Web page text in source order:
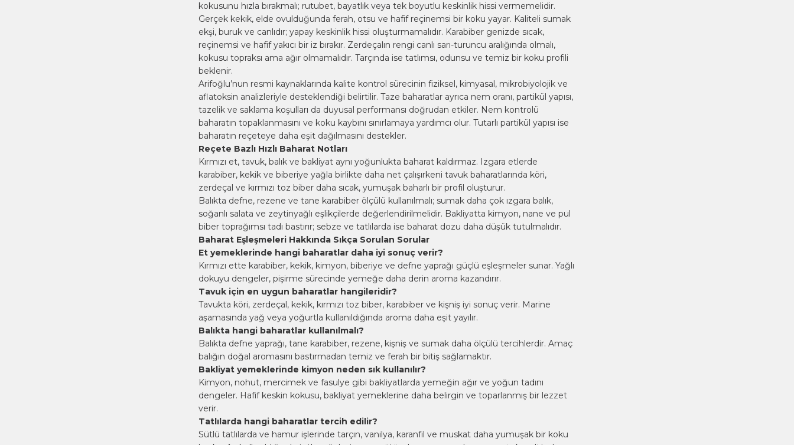
kokusunu hızla bırakmalı; rutubet, bayatlık veya tek boyutlu keskinlik hissi vermemelidir.
Gerçek kekik, elde ovulduğunda ferah, otsu ve hafif reçinemsi bir koku yayar. Kaliteli sumak
ekşi, buruk ve canlıdır; yapay keskinlik hissi oluşturmamalıdır. Karabiber genizde sıcak,
reçinemsi ve hafif yakıcı bir iz bırakır. Zerdeçalın rengi canlı sarı-turuncu aralığında olmalı,
kokusu topraksı ama ağır olmamalıdır. Tarçında ise tatlımsı, odunsu ve temiz bir koku profili
beklenir.
Arifoğlu’nun resmi kaynaklarında kalite kontrol sürecinin fiziksel, kimyasal, mikrobiyolojik ve
aflatoksin analizleriyle desteklendiği belirtilir. Taze baharatlar ayrıca nem oranı, partikül yapısı,
tazelik ve saklama koşulları da duyusal performansı doğrudan etkiler. Nem kontrolü
baharatın topaklanmasını ve koku kaybını sınırlamaya yardımcı olur. Tutarlı partikül yapısı ise
baharatın reçeteye daha eşit dağılmasını destekler.
Reçete Bazlı Hızlı Baharat Notları
Kırmızı et, tavuk, balık ve bakliyat aynı yoğunlukta baharat kaldırmaz. Izgara etlerde
karabiber, kekik ve biberiye yağla birlikte daha net çalışırkeni tavuk baharatlarında köri,
zerdeçal ve kırmızı toz biber daha sıcak, yumuşak baharlı bir profil oluşturur.
Balıkta defne, rezene ve tane karabiber ölçülü kullanılmalı; sumak daha çok ızgara balık,
soğanlı salata ve zeytinyağlı eşlikçilerde değerlendirilmelidir. Bakliyatta kimyon, nane ve pul
biber toprağımsı tadı bastırır; sebze ve tatlılarda ise baharat dozu daha düşük tutulmalıdır.
Baharat Eşleşmeleri Hakkında Sıkça Sorulan Sorular
Et yemeklerinde hangi baharatlar daha iyi sonuç verir?
Kırmızı ette karabiber, kekik, kimyon, biberiye ve defne yaprağı güçlü eşleşmeler sunar. Yağlı
dokuyu dengeler, pişirme sürecinde yemeğe daha derin aroma kazandırır.
Tavuk için en uygun baharatlar hangileridir?
Tavukta köri, zerdeçal, kekik, kırmızı toz biber, karabiber ve kişniş iyi sonuç verir. Marine
aşamasında yağ veya yoğurtla kullanıldığında aroma daha eşit yayılır.
Balıkta hangi baharatlar kullanılmalı?
Balıkta defne yaprağı, tane karabiber, rezene, kişniş ve sumak daha ölçülü tercihlerdir. Amaç
balığın doğal aromasını bastırmadan temiz ve ferah bir bitiş sağlamaktır.
Bakliyat yemeklerinde kimyon neden sık kullanılır?
Kimyon, nohut, mercimek ve fasulye gibi bakliyatlarda yemeğin ağır ve yoğun tadını
dengeler. Hafif keskin kokusu, bakliyat yemeklerine daha belirgin ve toparlanmış bir lezzet
verir.
Tatlılarda hangi baharatlar tercih edilir?
Sütlü tatlılarda ve hamur işlerinde tarçın, vanilya, karanfil ve muskat daha yumuşak bir koku